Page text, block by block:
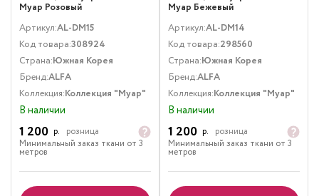
Муар Розовый
Артикул:AL-DM15
Код товара:308924
Страна:Южная Корея
Бренд:ALFA
Коллекция:Коллекция "Муар"
В наличии
1 200 р.
розница
Минимальный заказ ткани от 3
метров
Муар Бежевый
Артикул:AL-DM14
Код товара:298560
Страна:Южная Корея
Бренд:ALFA
Коллекция:Коллекция "Муар"
В наличии
1 200 р.
розница
Минимальный заказ ткани от 3
метров